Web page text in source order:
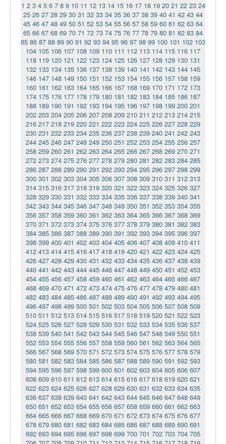
1 2 3 4 5 6 7 8 9 10 11 12 13 14 15 16 17 18 19 20 21 22 23 24
25 26 27 28 29 30 31 32 33 34 35 36 37 38 39 40 41 42 43 44
45 46 47 48 49 50 51 52 53 54 55 56 57 58 59 60 61 62 63 64
65 66 67 68 69 70 71 72 73 74 75 76 77 78 79 80 81 82 83 84
85 86 87 88 89 90 91 92 93 94 95 96 97 98 99 100 101 102 103
104 105 106 107 108 109 110 111 112 113 114 115 116 117
118 119 120 121 122 123 124 125 126 127 128 129 130 131
132 133 134 135 136 137 138 139 140 141 142 143 144 145
146 147 148 149 150 151 152 153 154 155 156 157 158 159
160 161 162 163 164 165 166 167 168 169 170 171 172 173
174 175 176 177 178 179 180 181 182 183 184 185 186 187
188 189 190 191 192 193 194 195 196 197 198 199 200 201
202 203 204 205 206 207 208 209 210 211 212 213 214 215
216 217 218 219 220 221 222 223 224 225 226 227 228 229
230 231 232 233 234 235 236 237 238 239 240 241 242 243
244 245 246 247 248 249 250 251 252 253 254 255 256 257
258 259 260 261 262 263 264 265 266 267 268 269 270 271
272 273 274 275 276 277 278 279 280 281 282 283 284 285
286 287 288 289 290 291 292 293 294 295 296 297 298 299
300 301 302 303 304 305 306 307 308 309 310 311 312 313
314 315 316 317 318 319 320 321 322 323 324 325 326 327
328 329 330 331 332 333 334 335 336 337 338 339 340 341
342 343 344 345 346 347 348 349 350 351 352 353 354 355
356 357 358 359 360 361 362 363 364 365 366 367 368 369
370 371 372 373 374 375 376 377 378 379 380 381 382 383
384 385 386 387 388 389 390 391 392 393 394 395 396 397
398 399 400 401 402 403 404 405 406 407 408 409 410 411
412 413 414 415 416 417 418 419 420 421 422 423 424 425
426 427 428 429 430 431 432 433 434 435 436 437 438 439
440 441 442 443 444 445 446 447 448 449 450 451 452 453
454 455 456 457 458 459 460 461 462 463 464 465 466 467
468 469 470 471 472 473 474 475 476 477 478 479 480 481
482 483 484 485 486 487 488 489 490 491 492 493 494 495
496 497 498 499 500 501 502 503 504 505 506 507 508 509
510 511 512 513 514 515 516 517 518 519 520 521 522 523
524 525 526 527 528 529 530 531 532 533 534 535 536 537
538 539 540 541 542 543 544 545 546 547 548 549 550 551
552 553 554 555 556 557 558 559 560 561 562 563 564 565
566 567 568 569 570 571 572 573 574 575 576 577 578 579
580 581 582 583 584 585 586 587 588 589 590 591 592 593
594 595 596 597 598 599 600 601 602 603 604 605 606 607
608 609 610 611 612 613 614 615 616 617 618 619 620 621
622 623 624 625 626 627 628 629 630 631 632 633 634 635
636 637 638 639 640 641 642 643 644 645 646 647 648 649
650 651 652 653 654 655 656 657 658 659 660 661 662 663
664 665 666 667 668 669 670 671 672 673 674 675 676 677
678 679 680 681 682 683 684 685 686 687 688 689 690 691
692 693 694 695 696 697 698 699 700 701 702 703 704 705